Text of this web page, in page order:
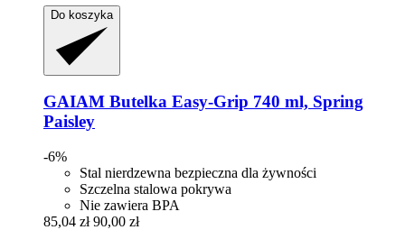
Do koszyka
GAIAM Butelka Easy-​Grip 740 ml, Spring
Paisley
-6%
Stal nierdzewna bezpieczna dla żywności
Szczelna stalowa pokrywa
Nie zawiera BPA
85,04 zł 90,00 zł